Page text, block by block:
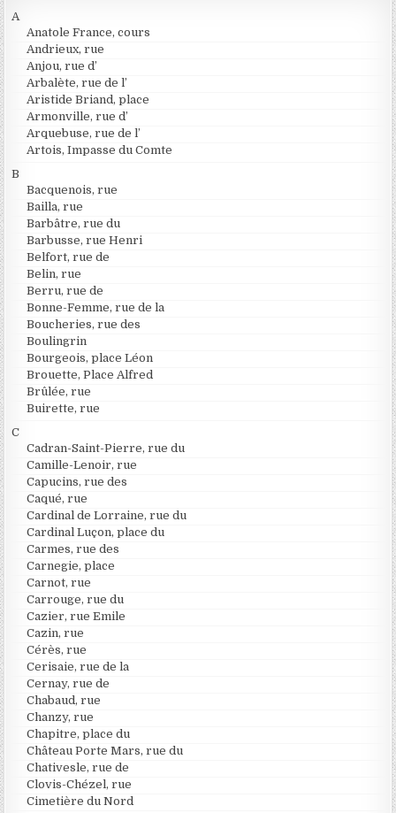
A
Anatole France, cours
Andrieux, rue
Anjou, rue d’
Arbalète, rue de l’
Aristide Briand, place
Armonville, rue d’
Arquebuse, rue de l’
Artois, Impasse du Comte
B
Bacquenois, rue
Bailla, rue
Barbâtre, rue du
Barbusse, rue Henri
Belfort, rue de
Belin, rue
Berru, rue de
Bonne-Femme, rue de la
Boucheries, rue des
Boulingrin
Bourgeois, place Léon
Brouette, Place Alfred
Brûlée, rue
Buirette, rue
C
Cadran-Saint-Pierre, rue du
Camille-Lenoir, rue
Capucins, rue des
Caqué, rue
Cardinal de Lorraine, rue du
Cardinal Luçon, place du
Carmes, rue des
Carnegie, place
Carnot, rue
Carrouge, rue du
Cazier, rue Emile
Cazin, rue
Cérès, rue
Cerisaie, rue de la
Cernay, rue de
Chabaud, rue
Chanzy, rue
Chapitre, place du
Château Porte Mars, rue du
Chativesle, rue de
Clovis-Chézel, rue
Cimetière du Nord